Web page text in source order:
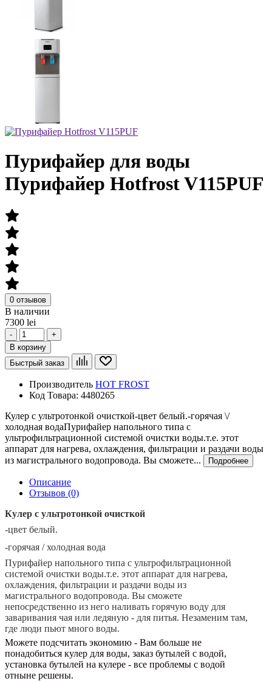
Пурифайер для воды
Пурифайер Hotfrost V115PUF
0 отзывов
В наличии
7300 lei
-
+
В корзину
Быстрый заказ
Производитель HOT FROST
Код Товара: 4480265
Кулер с ультротонкой очисткой-цвет белый.-горячая \/
холодная водаПурифайер напольного типа с
ультрофильтрационной системой очистки воды.т.е. этот
аппарат для нагрева, охлаждения, фильтрации и раздачи воды
из магистрального водопровода. Вы сможете...
Подробнее
Описание
Отзывов (0)
Кулер с ультротонкой очисткой
-цвет белый.
-горячая / холодная вода
Пурифайер напольного типа с ультрофильтрационной
системой очистки воды.т.е. этот аппарат для нагрева,
охлаждения, фильтрации и раздачи воды из
магистрального водопровода. Вы сможете
непосредственно из него наливать горячую воду для
заваривания чая или ледяную - для питья. Незаменим там,
где люди пьют много воды.
Можете подсчитать экономию - Вам больше не
понадобиться кулер для воды, заказ бутылей с водой,
установка бутылей на кулере - все проблемы с водой
отныне решены.